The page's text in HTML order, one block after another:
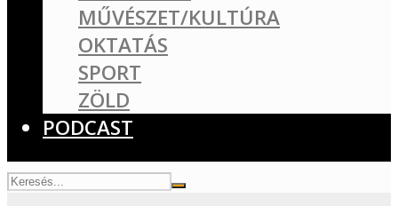
MŰVÉSZET/KULTÚRA
OKTATÁS
SPORT
ZÖLD
PODCAST